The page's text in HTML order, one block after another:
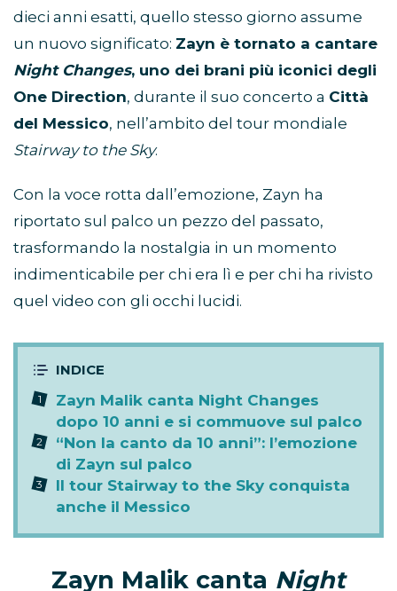
dieci anni esatti, quello stesso giorno assume
un nuovo significato: Zayn è tornato a cantare
Night Changes, uno dei brani più iconici degli
One Direction, durante il suo concerto a Città
del Messico, nell’ambito del tour mondiale
Stairway to the Sky.
Con la voce rotta dall’emozione, Zayn ha
riportato sul palco un pezzo del passato,
trasformando la nostalgia in un momento
indimenticabile per chi era lì e per chi ha rivisto
quel video con gli occhi lucidi.
Zayn Malik canta Night Changes
dopo 10 anni e si commuove sul palco
“Non la canto da 10 anni”: l’emozione
di Zayn sul palco
Il tour Stairway to the Sky conquista
anche il Messico
Zayn Malik canta Night